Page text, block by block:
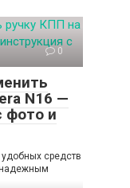
0
N16 —
фото и
средств